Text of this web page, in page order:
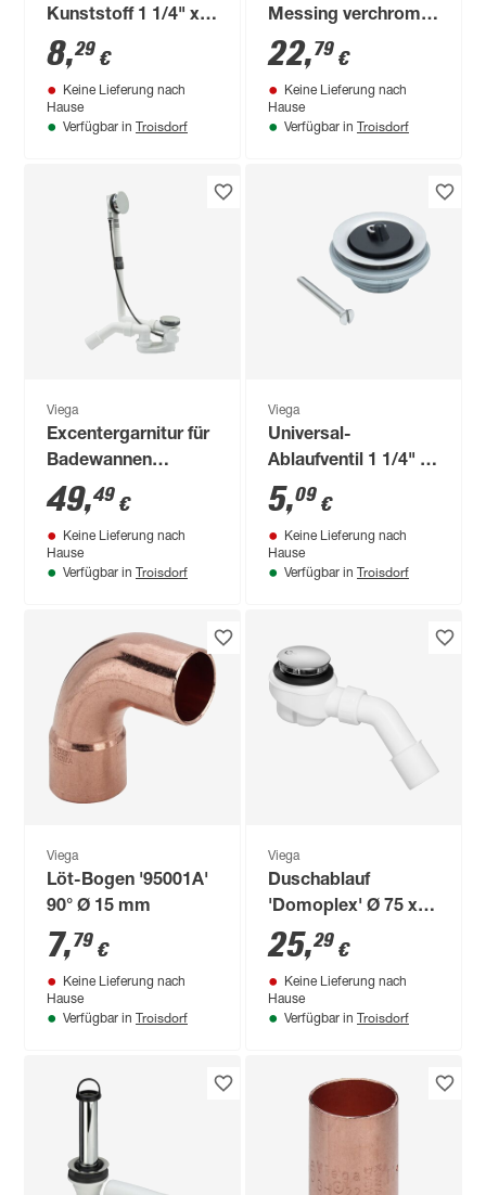
Kunststoff 1 1/4" x 1
1/4"
8,29 €
Keine Lieferung nach
Hause
Verfügbar in Troisdorf
Messing verchromt
1 1/4" Ø 32 mm
22,79 €
Keine Lieferung nach
Hause
Verfügbar in Troisdorf
Viega
Excentergarnitur für
Badewannen
Multiplex
49,49 €
Keine Lieferung nach
Hause
Verfügbar in Troisdorf
Viega
Universal-
Ablaufventil 1 1/4" Ø
60 mm
5,09 €
Keine Lieferung nach
Hause
Verfügbar in Troisdorf
Viega
Löt-Bogen '95001A'
90° Ø 15 mm
7,79 €
Keine Lieferung nach
Hause
Verfügbar in Troisdorf
Viega
Duschablauf
'Domoplex' Ø 75 x
80 mm verchromt
25,29 €
Keine Lieferung nach
Hause
Verfügbar in Troisdorf